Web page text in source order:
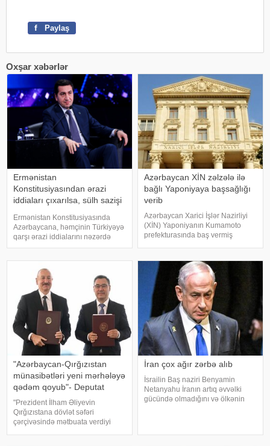
f Paylaş
Oxşar xəbərlər
Ermənistan
Konstitusiyasından ərazi
iddiaları çıxarılsa, sülh sazişi
Ermənistan Konstitusiyasında
Azərbaycana, həmçinin Türkiyəyə
qarşı ərazi iddialarını nəzərdə
tutan maddə çıxarılmalıdır. Bunu
Administrasiyasının Xarici siyasət
məsələləri şöbəsini
Azərbaycan XİN zəlzələ ilə
bağlı Yaponiyaya başsağlığı
verib
Azərbaycan Xarici İşlər Nazirliyi
(XİN) Yaponiyanın Kumamoto
prefekturasında baş vermiş
verir ki, bu barədə XİN-in "X"
sosial şəbəkə hesabında paylaşı
"Azərbaycan-Qırğızıstan
münasibətləri yeni mərhələyə
qədəm qoyub"- Deputat
"Prezident İlham Əliyevin
Qırğızıstana dövlət səfəri
çərçivəsində mətbuata verdiyi
İran çox ağır zərbə alıb
İsrailin Baş naziri Benyamin
Netanyahu İranın artıq əvvəlki
gücündə olmadığını və ölkənin